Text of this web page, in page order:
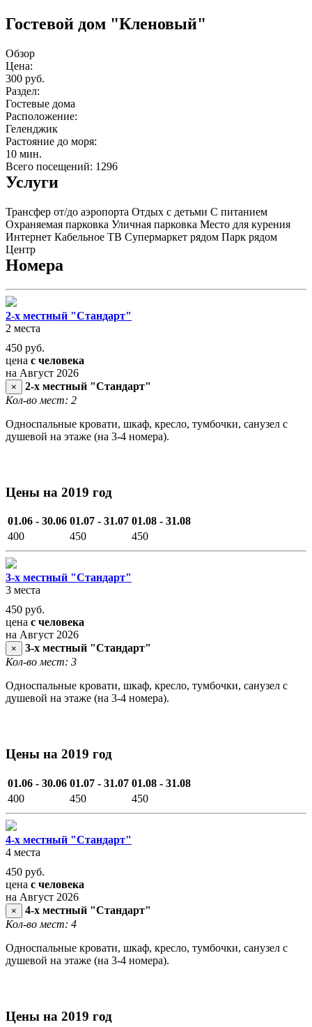
Гостевой дом "Кленовый"
Обзор
Цена:
300 руб.
Раздел:
Гостевые дома
Расположение:
Геленджик
Растояние до моря:
10 мин.
Всего посещений: 1296
Услуги
Трансфер от/до аэропорта Отдых с детьми С питанием
Охраняемая парковка Уличная парковка Место для курения
Интернет Кабельное ТВ Супермаркет рядом Парк рядом
Центр
Номера
2-х местный "Стандарт"
2 места
450 руб.
цена с человека
на Август 2026
×
2-х местный "Стандарт"
Кол-во мест: 2
Односпальные кровати, шкаф, кресло, тумбочки, санузел с
душевой на этаже (на 3-4 номера).
Цены на 2019 год
01.06 - 30.06 01.07 - 31.07 01.08 - 31.08
400
450 450
3-х местный "Стандарт"
3 места
450 руб.
цена с человека
на Август 2026
×
3-х местный "Стандарт"
Кол-во мест: 3
Односпальные кровати, шкаф, кресло, тумбочки, санузел с
душевой на этаже (на 3-4 номера).
Цены на 2019 год
01.06 - 30.06 01.07 - 31.07 01.08 - 31.08
400
450 450
4-х местный "Стандарт"
4 места
450 руб.
цена с человека
на Август 2026
×
4-х местный "Стандарт"
Кол-во мест: 4
Односпальные кровати, шкаф, кресло, тумбочки, санузел с
душевой на этаже (на 3-4 номера).
Цены на 2019 год